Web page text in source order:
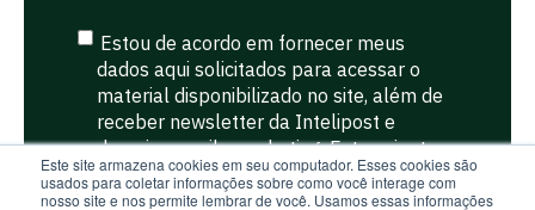
Este site armazena cookies em seu computador. Esses cookies são
usados para coletar informações sobre como você interage com
nosso site e nos permite lembrar de você. Usamos essas informações
Estou de acordo em fornecer meus
dados aqui solicitados para acessar o
material disponibilizado no site, além de
receber newsletter da Intelipost e
demais e-mails marketing. Estou ciente
de que meus dados fornecidos serão
utilizados internamente para fins